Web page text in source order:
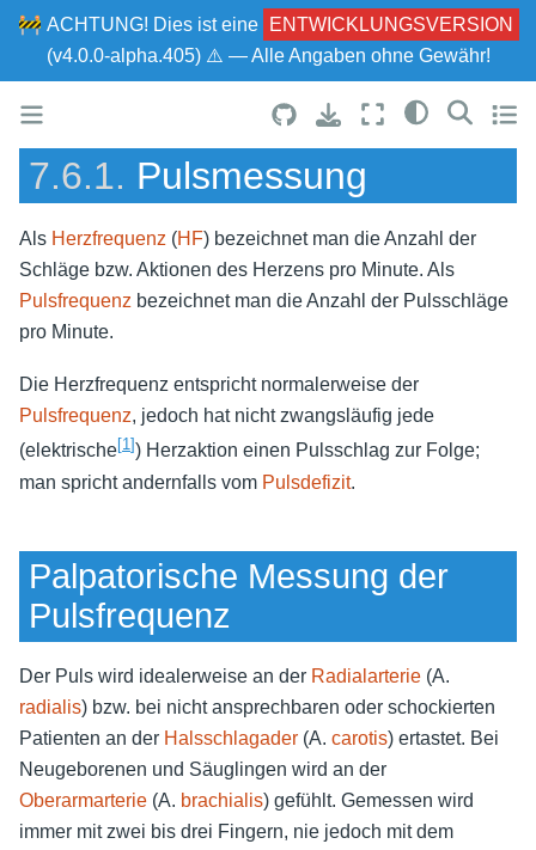
🚧 ACHTUNG! Dies ist eine
ENTWICKLUNGSVERSION
(v4.0.0-alpha.405) ⚠ — Alle Angaben ohne Gewähr!
7.6.1. Pulsmessung
Als Herzfrequenz (HF) bezeichnet man die Anzahl der
Schläge bzw. Aktionen des Herzens pro Minute. Als
Pulsfrequenz bezeichnet man die Anzahl der Pulsschläge
pro Minute.
Die Herzfrequenz entspricht normalerweise der
Pulsfrequenz, jedoch hat nicht zwangsläufig jede
(elektrische[1] ) Herzaktion einen Pulsschlag zur Folge;
man spricht andernfalls vom Pulsdefizit.
Palpatorische Messung der
Pulsfrequenz
Der Puls wird idealerweise an der Radialarterie (A.
radialis) bzw. bei nicht ansprechbaren oder schockierten
Patienten an der Halsschlagader (A. carotis) ertastet. Bei
Neugeborenen und Säuglingen wird an der
Oberarmarterie (A. brachialis) gefühlt. Gemessen wird
immer mit zwei bis drei Fingern, nie jedoch mit dem